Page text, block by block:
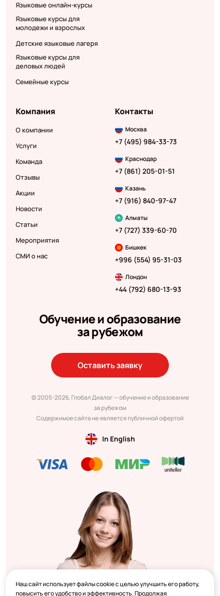
Языковые онлайн-курсы
Языковые курсы для
молодежи и взрослых
Детские языковые лагеря
Языковые курсы для
деловых людей
Семейные курсы
Компания
О компании
Услуги
Команда
Отзывы
Акции
Новости
Статьи
Мероприятия
СМИ о нас
Контакты
Москва
+7 (495) 984-33-73
Краснодар
+7 (861) 205-01-51
Казань
+7 (916) 840-97-47
Алматы
+7 (727) 339-60-70
Бишкек
+996 (554) 95-31-03
Лондон
+44 (792) 680-13-93
Обучение и образование
за рубежом
Оставить заявку
© 2005-2026, Глобал Диалог — обучение и образование
за рубежом
Содержимое сайта не является публичной офертой
In English
Наш сайт использует файлы cookie с целью улучшить его работу,
повысить его удобство и эффективность. Продолжая